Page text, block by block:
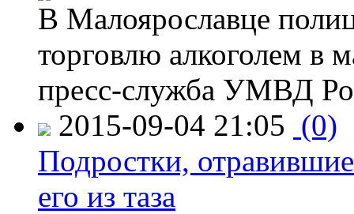
В Малоярославце
торговлю алкоголем в
пресс-служба УМВД
2015-09-04 21:05 (0)
Подростки,
его из таза